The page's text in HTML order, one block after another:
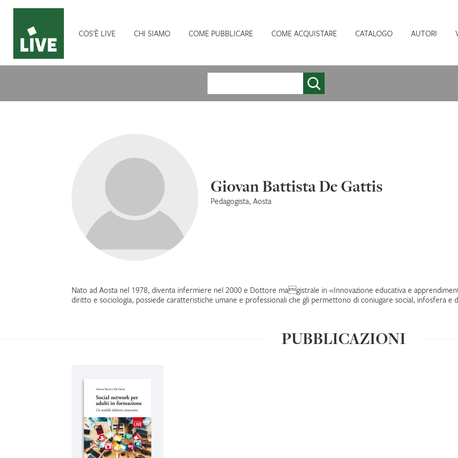
COS’È LIVE CHI SIAMO COME PUBBLICARE COME ACQUISTARE CATALOGO AUTORI
Giovan Battista De Gattis
Pedagogista, Aosta
Nato ad Aosta nel 1978, diventa infermiere nel 2000 e Dottore magistrale in «Innovazione educativa e
diritto e sociologia, possiede caratteristiche umane e professionali che gli permettono di coniugare social, infosfera e
PUBBLICAZIONI